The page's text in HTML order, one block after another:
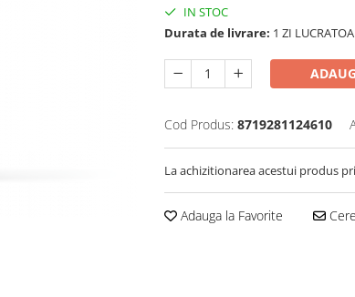
IN STOC
Durata de livrare: 1 ZI
Cod Produs: 8719281124610
La achizitionarea acestui produs
Adauga la Favorite